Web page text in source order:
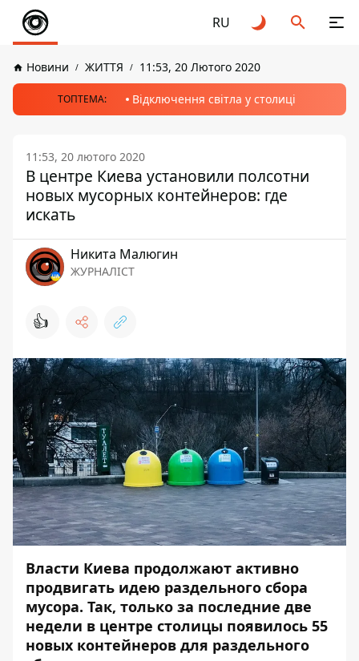
RU
Новини ЖИТТЯ 11:53, 20 Лютого 2020
ТОПТЕМА: Відключення світла у столиці
11:53, 20 лютого 2020
В центре Киева установили полсотни
новых мусорных контейнеров: где
искать
Никита Малюгин
ЖУРНАЛІСТ
👍
Власти Киева продолжают активно
продвигать идею раздельного сбора
мусора. Так, только за последние две
недели в центре столицы появилось 55
новых контейнеров для раздельного